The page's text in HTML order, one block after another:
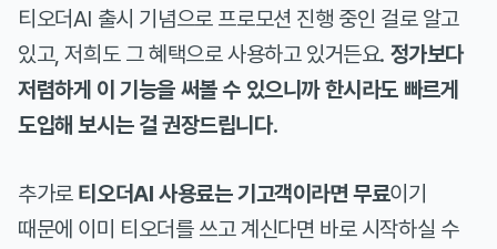
티오더AI 출시 기념으로 프로모션 진행 중인 걸로 알고
있고, 저희도 그 혜택으로 사용하고 있거든요. 정가보다
저렴하게 이 기능을 써볼 수 있으니까 한시라도 빠르게
도입해 보시는 걸 권장드립니다.
추가로 티오더AI 사용료는 기고객이라면 무료이기
때문에 이미 티오더를 쓰고 계신다면 바로 시작하실 수